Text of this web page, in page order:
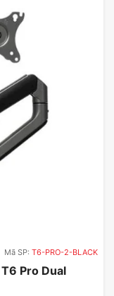
Mã SP: T6-PRO-2-BLACK
Pro Dual